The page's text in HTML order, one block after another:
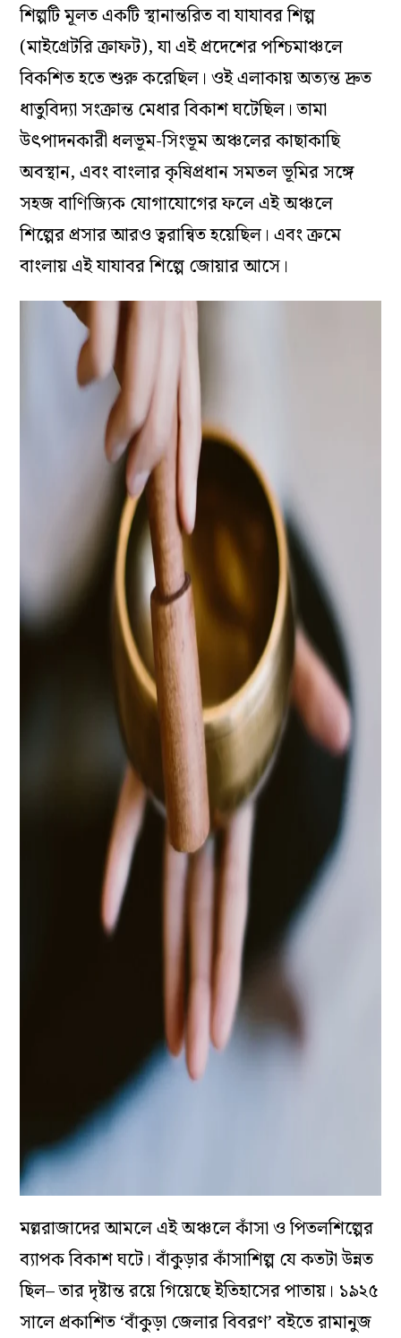
শিল্পটি মূলত একটি স্থানান্তরিত বা যাযাবর শিল্প
(মাইগ্রেটরি ক্রাফট), যা এই প্রদেশের পশ্চিমাঞ্চলে
বিকশিত হতে শুরু করেছিল। ওই এলাকায় অত্যন্ত দ্রুত
ধাতুবিদ্যা সংক্রান্ত মেধার বিকাশ ঘটেছিল। তামা
উৎপাদনকারী ধলভূম-সিংভূম অঞ্চলের কাছাকাছি
অবস্থান, এবং বাংলার কৃষিপ্রধান সমতল ভূমির সঙ্গে
সহজ বাণিজ্যিক যোগাযোগের ফলে এই অঞ্চলে
শিল্পের প্রসার আরও ত্বরান্বিত হয়েছিল। এবং ক্রমে
বাংলায় এই যাযাবর শিল্পে জোয়ার আসে।
মল্লরাজাদের আমলে এই অঞ্চলে কাঁসা ও পিতলশিল্পের
ব্যাপক বিকাশ ঘটে। বাঁকুড়ার কাঁসাশিল্প যে কতটা উন্নত
ছিল– তার দৃষ্টান্ত রয়ে গিয়েছে ইতিহাসের পাতায়। ১৯২৫
সালে প্রকাশিত ‘বাঁকুড়া জেলার বিবরণ’ বইতে রামানুজ